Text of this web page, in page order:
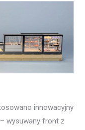
innowacyjny
wysuwany front z